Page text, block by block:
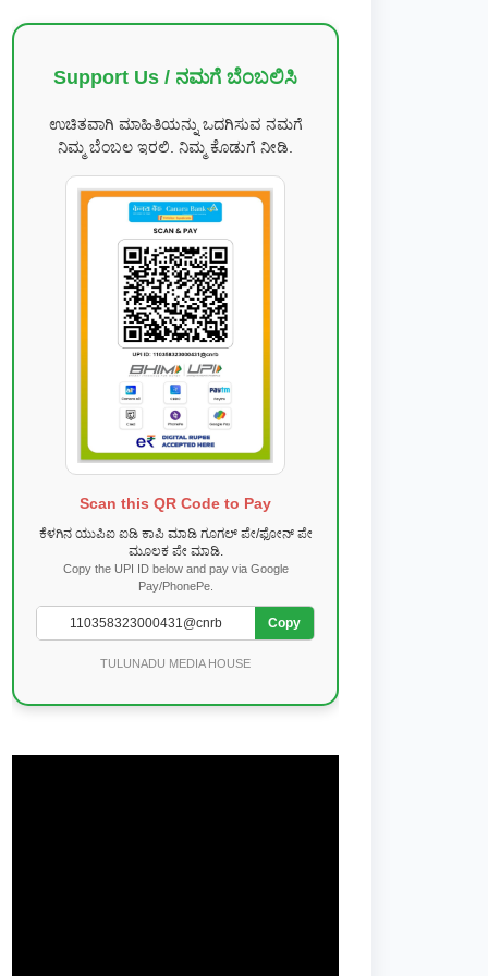
Support Us / ನಮಗೆ ಬೆಂಬಲಿಸಿ
ಉಚಿತವಾಗಿ ಮಾಹಿತಿಯನ್ನು ಒದಗಿಸುವ ನಮಗೆ
ನಿಮ್ಮ ಬೆಂಬಲ ಇರಲಿ. ನಿಮ್ಮ ಕೊಡುಗೆ ನೀಡಿ.
Scan this QR Code to Pay
ಕೆಳಗಿನ ಯುಪಿಐ ಐಡಿ ಕಾಪಿ ಮಾಡಿ ಗೂಗಲ್ ಪೇ/ಫೋನ್ ಪೇ
ಮೂಲಕ ಪೇ ಮಾಡಿ.
Copy the UPI ID below and pay via Google
Pay/PhonePe.
Copy
TULUNADU MEDIA HOUSE